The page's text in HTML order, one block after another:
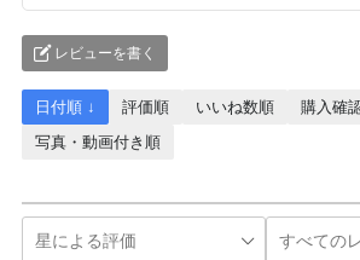
レビューを書く
日付順 ↓ 評価順 いいね数順 購入確
写真・動画付き順